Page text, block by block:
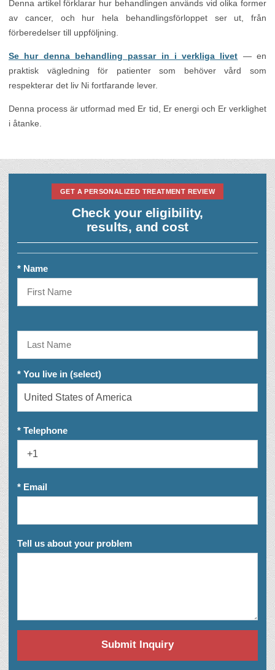
Denna artikel förklarar hur behandlingen används vid olika former
av cancer, och hur hela behandlingsförloppet ser ut, från
förberedelser till uppföljning.
Se hur denna behandling passar in i verkliga livet — en
praktisk vägledning för patienter som behöver vård som
respekterar det liv Ni fortfarande lever.
Denna process är utformad med Er tid, Er energi och Er verklighet
i åtanke.
GET A PERSONALIZED TREATMENT REVIEW
Check your eligibility,
results, and cost
* Name
* You live in (select)
* Telephone
* Email
Tell us about your problem
Submit Inquiry